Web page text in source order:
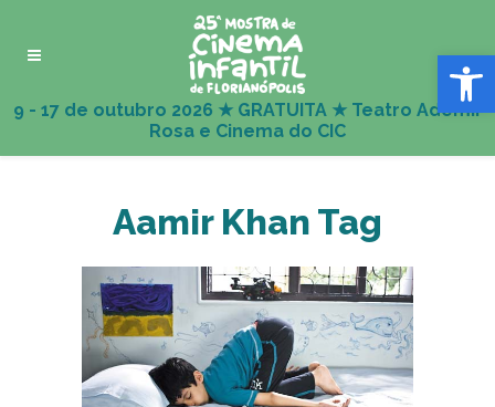
Abrir
Aamir Khan Tag